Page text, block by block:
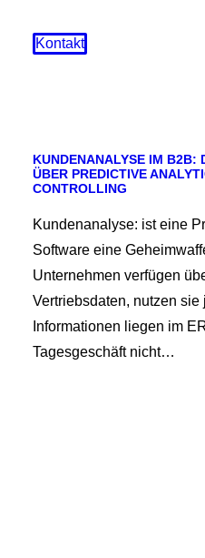
Kontakt
KUNDENANALYSE IM B2B:
ÜBER PREDICTIVE
CONTROLLING
Kundenanalyse: ist eine
Software eine
Unternehmen verfügen
Vertriebsdaten, nutzen
Informationen liegen im
Tagesgeschäft nicht…